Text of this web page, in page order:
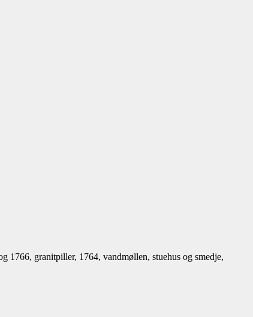
1766, granitpiller, 1764, vandmøllen, stuehus og smedje,